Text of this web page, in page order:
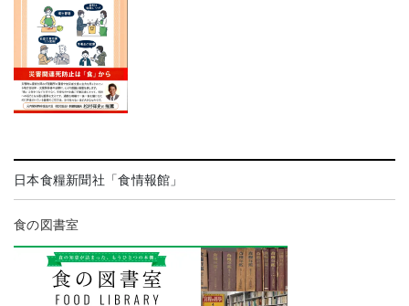
日本食糧新聞社「食情報館」
食の図書室